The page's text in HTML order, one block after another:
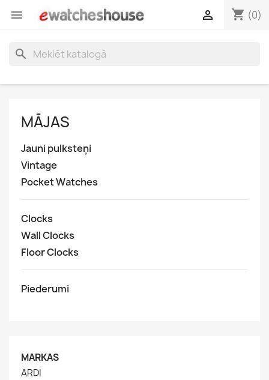
 shopping_cart (0)

search
MĀJAS
Jauni pulksteņi
Vintage
Pocket Watches
Clocks
Wall Clocks
Floor Clocks
Piederumi
MARKAS
ARDI